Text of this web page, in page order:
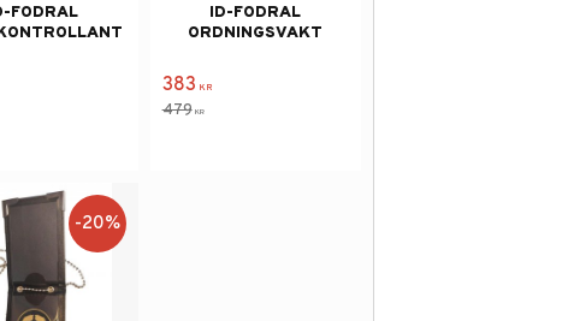
FODRAL
ID-FODRAL
ORDNINGSVAKT
383 KR
479KR
20%